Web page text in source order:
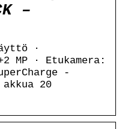
–
·
MP · Etukamera:
-
20